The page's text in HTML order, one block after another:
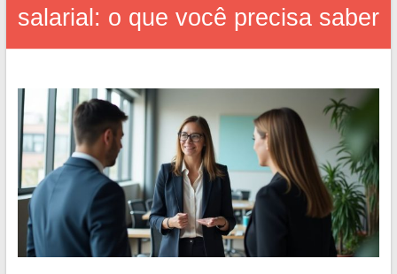
salarial: o que você precisa saber